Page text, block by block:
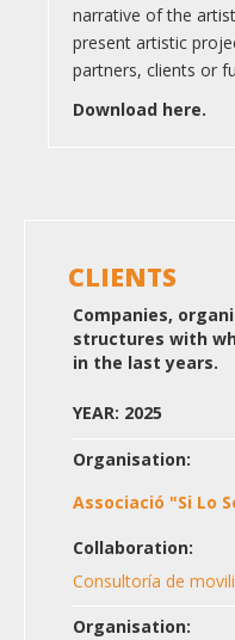
narrative of the
present artistic
partners, clients or
Download here.
CLIENTS
Companies,
structures with
in the last years.
YEAR: 2025
Organisation:
Associació "Si Lo
Collaboration:
Consultoría de
Organisation: